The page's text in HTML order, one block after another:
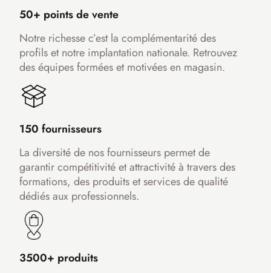
50+ points de vente
Notre richesse c’est la complémentarité des
profils et notre implantation nationale. Retrouvez
des équipes formées et motivées en magasin.
150 fournisseurs
La diversité de nos fournisseurs permet de
garantir compétitivité et attractivité à travers des
formations, des produits et services de qualité
dédiés aux professionnels.
3500+ produits